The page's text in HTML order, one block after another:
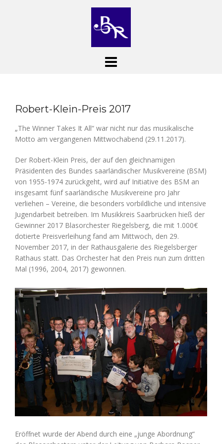
Robert-Klein-Preis 2017
„The Winner Takes It All“ war nicht nur das musikalische
Motto am vergangenen Mittwochabend (29.11.2017).
Der Robert-Klein Preis, der auf den gleichnamigen
Präsidenten des Bundes saarländischer Musikvereine (BSM)
von 1955-1974 zurückgeht, wird auf Initiative des BSM an
insgesamt fünf saarländische Musikvereine pro Jahr
verliehen – Vereine, die besonders vorbildliche und intensive
Jugendarbeit betreiben. Im Musikkreis Saarbrücken hieß der
Gewinner 2017 Blasorchester Riegelsberg, die mit 1.000€
dotierte Preisverleihung fand am Mittwoch, den 29.
November 2017, in der Rathausgalerie des Riegelsberger
Rathaus statt. Das Orchester hat den Preis nun zum dritten
Mal (1996, 2004, 2017) gewonnen.
Eröffnet wurde der Abend durch eine „junge Abordnung“